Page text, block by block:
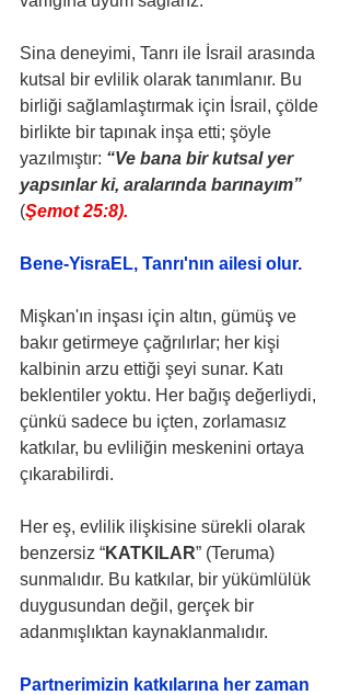
Sina deneyimi, Tanrı ile İsrail arasında
kutsal bir evlilik olarak tanımlanır. Bu
birliği sağlamlaştırmak için İsrail, çölde
birlikte bir tapınak inşa etti; şöyle
yazılmıştır: “Ve bana bir kutsal yer
yapsınlar ki, aralarında barınayım”
(Şemot 25:8).
Bene-YisraEL, Tanrı'nın ailesi olur.
Mişkan'ın inşası için altın, gümüş ve
bakır getirmeye çağrılırlar; her kişi
kalbinin arzu ettiği şeyi sunar. Katı
beklentiler yoktu. Her bağış değerliydi,
çünkü sadece bu içten, zorlamasız
katkılar, bu evliliğin meskenini ortaya
çıkarabilirdi.
Her eş, evlilik ilişkisine sürekli olarak
benzersiz “KATKILAR” (Teruma)
sunmalıdır. Bu katkılar, bir yükümlülük
duygusundan değil, gerçek bir
adanmışlıktan kaynaklanmalıdır.
Partnerimizin katkılarına her zaman